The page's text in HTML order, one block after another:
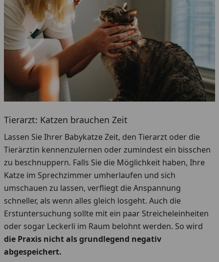
Tierarzt: Katzen brauchen Zeit
Lassen Sie Ihrer Babykatze Zeit, den Tierarzt oder die
Tierärztin kennenzulernen oder zumindest ein bisschen
zu beschnuppern. Falls Sie die Möglichkeit haben, Ihre
Katze im Sprechzimmer umherlaufen und sich
umschauen zu lassen, verfliegt die Anspannung
schneller, als wenn alles gleich losgeht. Auch die
Erstuntersuchung sollte mit ein paar Streicheleinheiten
oder sogar Leckerli im Raum belohnt werden. So wird
die Praxis nicht als grundlegend negativ
abgespeichert.